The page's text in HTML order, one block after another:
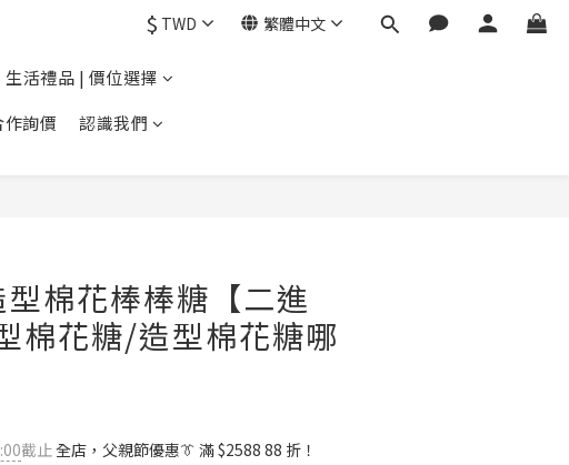
$ TWD 繁體中文
生活禮品 | 價位選擇
作詢價 認識我們
棉花棒棒糖【二進
棉花糖/造型棉花糖哪
截止全店，父親節優惠👔 滿 $2588 88 折！